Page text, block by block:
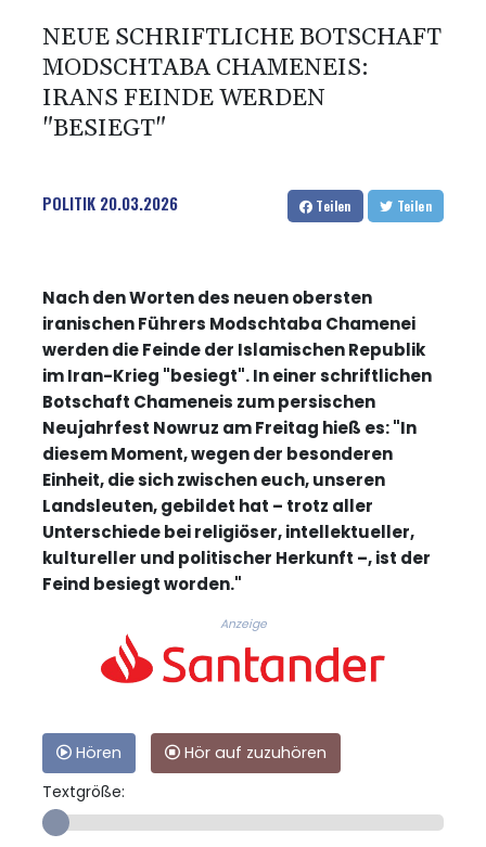
NEUE SCHRIFTLICHE BOTSCHAFT
MODSCHTABA CHAMENEIS:
IRANS FEINDE WERDEN
"BESIEGT"
POLITIK 20.03.2026 Teilen Teilen
Nach den Worten des neuen obersten
iranischen Führers Modschtaba Chamenei
werden die Feinde der Islamischen Republik
im Iran-Krieg "besiegt". In einer schriftlichen
Botschaft Chameneis zum persischen
Neujahrfest Nowruz am Freitag hieß es: "In
diesem Moment, wegen der besonderen
Einheit, die sich zwischen euch, unseren
Landsleuten, gebildet hat – trotz aller
Unterschiede bei religiöser, intellektueller,
kultureller und politischer Herkunft –, ist der
Feind besiegt worden."
Anzeige
Hören
Hör auf zuzuhören
Textgröße: